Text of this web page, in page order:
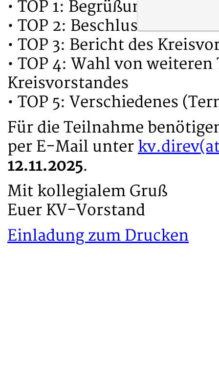
• TOP 1: Begrüßung der
• TOP 2: Beschluss zur
• TOP 3: Bericht des
• TOP 4: Wahl von
Kreisvorstandes
• TOP 5: Verschiedenes
Für die Teilnahme
per E-Mail unter
12.11.2025.
Mit kollegialem Gruß
Euer KV-Vorstand
Einladung zum Drucken